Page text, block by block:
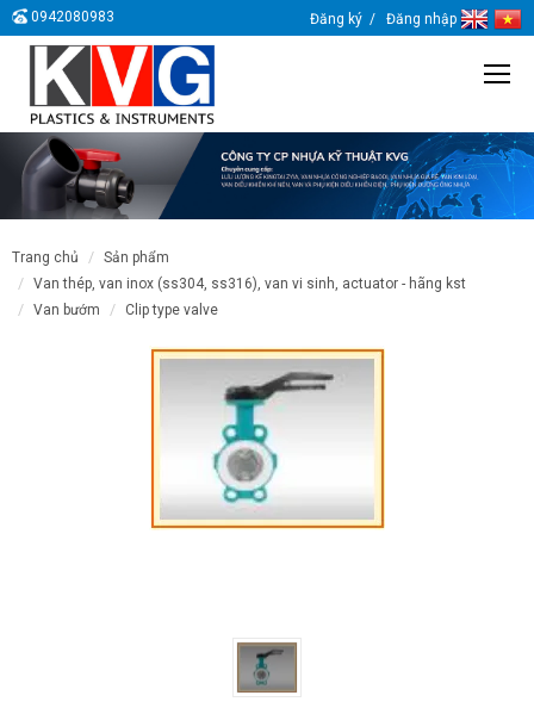
0942080983 Đăng ký Đăng nhập
trang chủ
sản phẩm
van thép, van inox (ss304, ss316), van vi sinh, actuator - hãng kst
van bướm
clip type valve